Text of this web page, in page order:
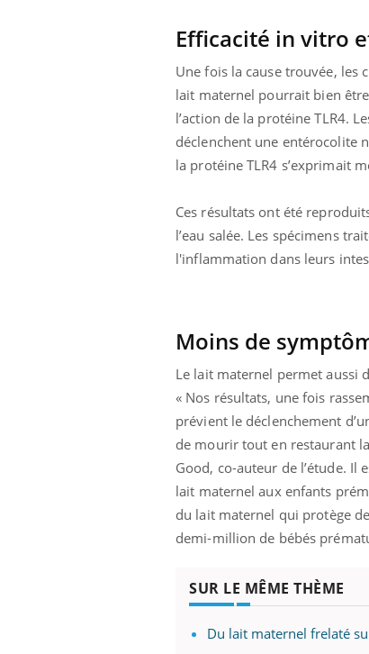
Efficacité in vitro
Une fois la cause trouvée, les
lait maternel pourrait bien
l’action de la protéine TLR4.
déclenchent une entérocolite
la protéine TLR4 s’exprimait
Ces résultats ont été
l’eau salée. Les spécimens
l'inflammation dans leurs
Moins de
Le lait maternel permet aussi
« Nos résultats, une fois
prévient le déclenchement
de mourir tout en restaurant
Good, co-auteur de l’étude.
lait maternel aux enfants
du lait maternel qui protège
demi-million de bébés
SUR LE MÊME THÈME
Du lait maternel frelaté